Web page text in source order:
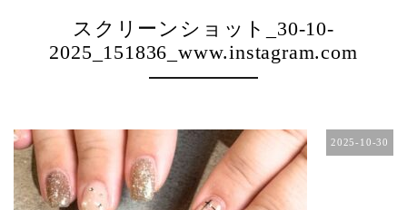
スクリーンショット_30-10-
2025_151836_www.instagram.com
2025-10-30